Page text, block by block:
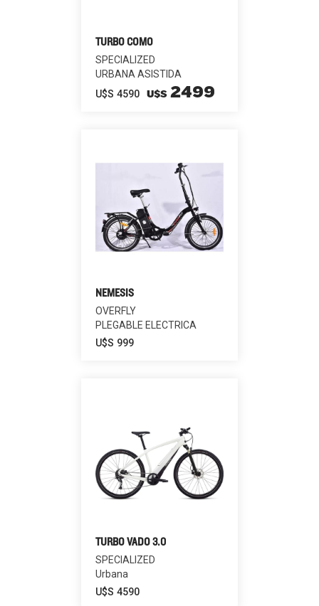
TURBO COMO
SPECIALIZED
URBANA ASISTIDA
U$S 4590 U$S 2499
NEMESIS
OVERFLY
PLEGABLE ELECTRICA
U$S 999
TURBO VADO 3.0
SPECIALIZED
Urbana
U$S 4590